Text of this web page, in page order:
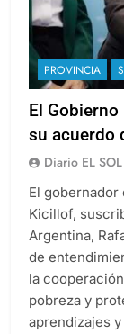
PROVINCIA
El Gobierno
su acuerdo
Diario EL SOL
El gobernador
Kicillof,
Argentina,
de
la
pobreza y
aprendizajes